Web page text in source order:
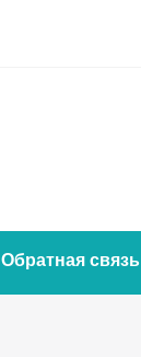
Обратная связь